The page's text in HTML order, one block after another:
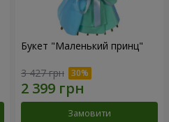
Букет "Маленький принц"
3 427 грн
Замовити